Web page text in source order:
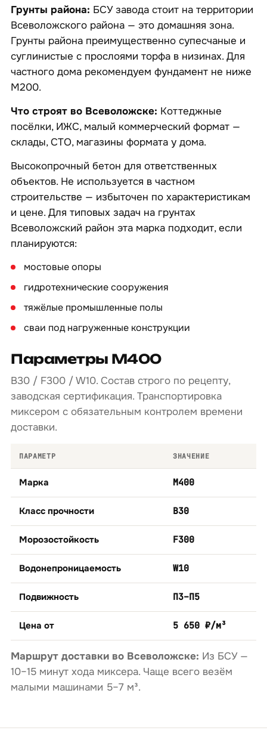
Грунты района: БСУ завода стоит на территории
Всеволожского района — это домашняя зона.
Грунты района преимущественно супесчаные и
суглинистые с прослоями торфа в низинах. Для
частного дома рекомендуем фундамент не ниже
М200.
Что строят во Всеволожске: Коттеджные
посёлки, ИЖС, малый коммерческий формат —
склады, СТО, магазины формата у дома.
Высокопрочный бетон для ответственных
объектов. Не используется в частном
строительстве — избыточен по характеристикам
и цене. Для типовых задач на грунтах
Всеволожский район эта марка подходит, если
планируются:
мостовые опоры
гидротехнические сооружения
тяжёлые промышленные полы
сваи под нагруженные конструкции
Параметры М400
B30 / F300 / W10. Состав строго по рецепту,
заводская сертификация. Транспортировка
миксером с обязательным контролем времени
доставки.
ПАРАМЕТР ЗНАЧЕНИЕ
Марка М400
Класс прочности B30
Морозостойкость F300
Водонепроницаемость W10
Подвижность П3–П5
Цена от 5 650 ₽/м³
Маршрут доставки во Всеволожске: Из БСУ —
10–15 минут хода миксера. Чаще всего везём
малыми машинами 5–7 м³.